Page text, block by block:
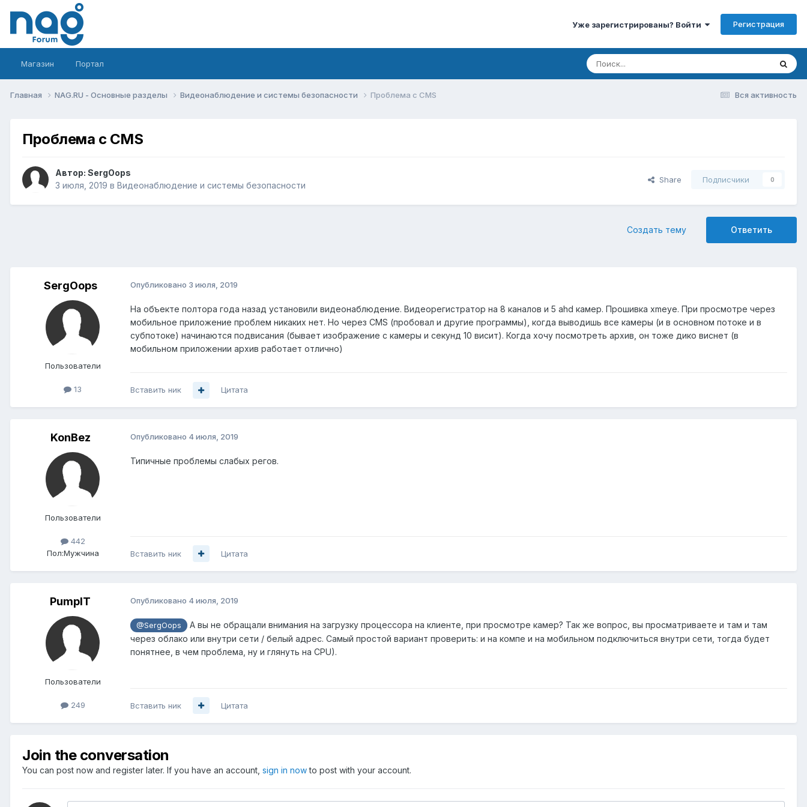
Уже зарегистрированы? Войти Регистрация
Магазин Портал
Вся активность
Главная NAG.RU - Основные разделы Видеонаблюдение и системы безопасности Проблема с CMS
Проблема с CMS
Автор: SergOops
3 июля, 2019 в Видеонаблюдение и системы безопасности
Share Подписчики 0
Ответить
Создать тему
SergOops
Пользователи
13
Опубликовано 3 июля, 2019
На объекте полтора года назад установили видеонаблюдение. Видеорегистратор на 8 каналов и 5 ahd камер. Прошивка xmeye. При просмотре через
мобильное приложение проблем никаких нет. Но через CMS (пробовал и другие программы), когда выводишь все камеры (и в основном потоке и в
субпотоке) начинаются подвисания (бывает изображение с камеры и секунд 10 висит). Когда хочу посмотреть архив, он тоже дико виснет (в
мобильном приложении архив работает отлично)
Вставить ник Цитата
KonBez
Пользователи
442
Пол:Мужчина
Опубликовано 4 июля, 2019
Типичные проблемы слабых регов.
Вставить ник Цитата
PumpIT
Пользователи
249
Опубликовано 4 июля, 2019
@SergOops
А вы не обращали внимания на загрузку процессора на клиенте, при просмотре камер? Так же вопрос, вы просматриваете и там и там
через облако или внутри сети / белый адрес. Самый простой вариант проверить: и на компе и на мобильном подключиться внутри сети, тогда будет
понятнее, в чем проблема, ну и глянуть на CPU).
Вставить ник Цитата
Join the conversation
You can post now and register later. If you have an account, sign in nowto post with your account.